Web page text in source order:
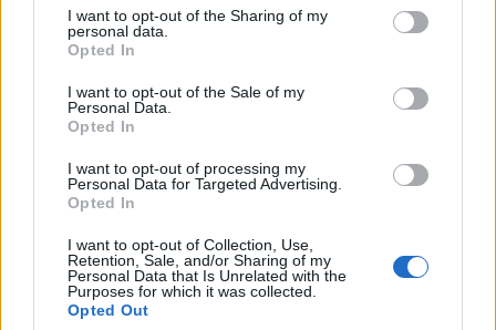
I want to opt-out of the Sharing of my
personal data.
Opted In
I want to opt-out of the Sale of my
Personal Data.
Opted In
I want to opt-out of processing my
Personal Data for Targeted Advertising.
Opted In
I want to opt-out of Collection, Use,
Retention, Sale, and/or Sharing of my
Personal Data that Is Unrelated with the
Purposes for which it was collected.
Opted Out